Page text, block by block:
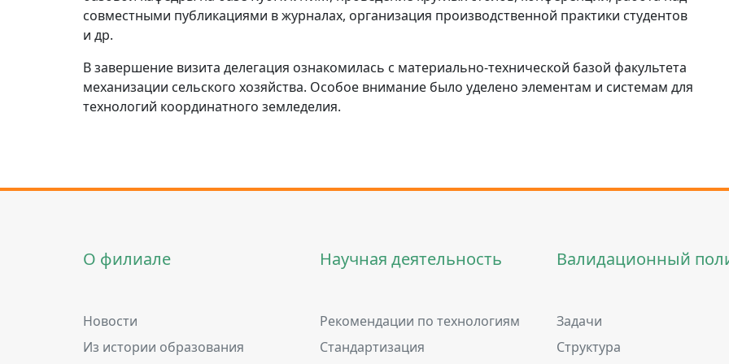
совместными публикациями в журналах, организация производственной практики студентов
и др.
В завершение визита делегация ознакомилась с материально-технической базой факультета
механизации сельского хозяйства. Особое внимание было уделено элементам и системам для
технологий координатного земледелия.
О филиале
Новости
Из истории образования
Научная деятельность
Рекомендации по технологиям
Стандартизация
Валидационный
Задачи
Структура